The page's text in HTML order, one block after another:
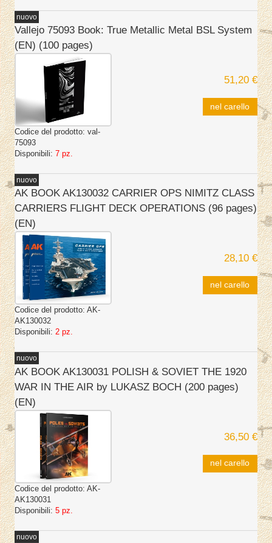
Vallejo 75093 Book: True Metallic Metal BSL System
(EN) (100 pages)
Codice del prodotto: val-
75093
Disponibili: 7 pz.
51,20 €
nel carello
nuovo
AK BOOK AK130032 CARRIER OPS NIMITZ CLASS
CARRIERS FLIGHT DECK OPERATIONS (96 pages)
(EN)
Codice del prodotto: AK-
AK130032
Disponibili: 2 pz.
28,10 €
nel carello
nuovo
AK BOOK AK130031 POLISH & SOVIET THE 1920
WAR IN THE AIR by LUKASZ BOCH (200 pages)
(EN)
Codice del prodotto: AK-
AK130031
Disponibili: 5 pz.
36,50 €
nel carello
nuovo
nuovo